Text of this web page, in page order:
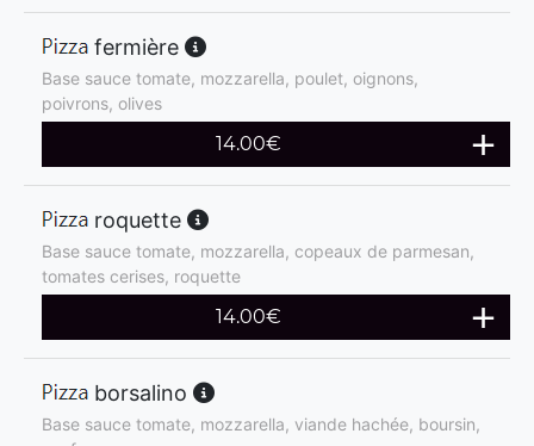
fermière
Base sauce tomate, mozzarella, poulet, oignons,
poivrons, olives
14.00€
roquette
Base sauce tomate, mozzarella, copeaux de parmesan,
tomates cerises, roquette
14.00€
borsalino
Base sauce tomate, mozzarella, viande hachée, boursin,